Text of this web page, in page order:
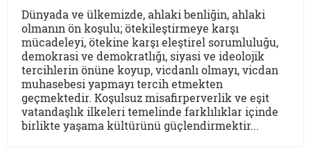
Dünyada ve ülkemizde, ahlaki benliğin, ahlaki
olmanın ön koşulu; ötekileştirmeye karşı
mücadeleyi, ötekine karşı eleştirel sorumluluğu,
demokrasi ve demokratlığı, siyasi ve ideolojik
tercihlerin önüne koyup, vicdanlı olmayı, vicdan
muhasebesi yapmayı tercih etmekten
geçmektedir. Koşulsuz misafirperverlik ve eşit
vatandaşlık ilkeleri temelinde farklılıklar içinde
birlikte yaşama kültürünü güçlendirmektir...